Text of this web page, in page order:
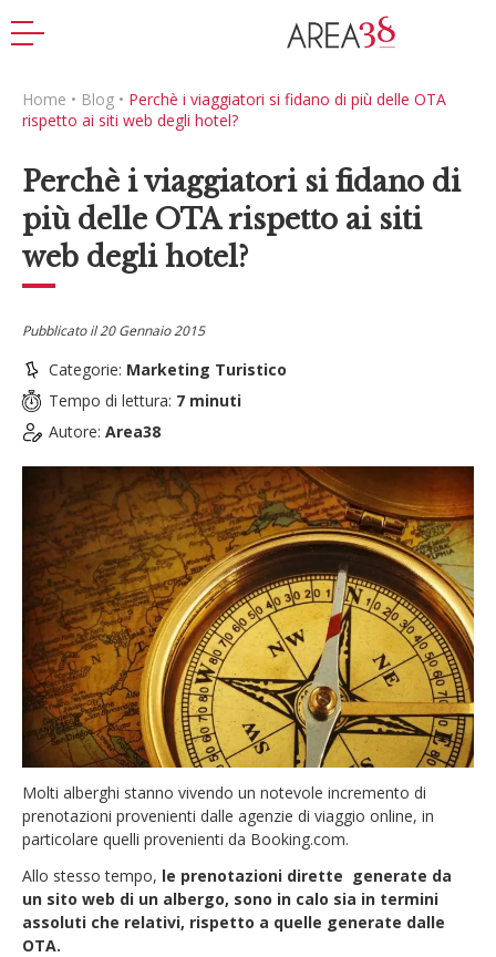
Home • Blog • Perchè i viaggiatori si fidano di più delle OTA
rispetto ai siti web degli hotel?
Perchè i viaggiatori si fidano di
più delle OTA rispetto ai siti
web degli hotel?
Pubblicato il20 Gennaio 2015
Categorie: Marketing Turistico
Tempo di lettura: 7 minuti
Autore: Area38
Molti alberghi stanno vivendo un notevole incremento di
prenotazioni provenienti dalle agenzie di viaggio online, in
particolare quelli provenienti da Booking.com.
Allo stesso tempo, le prenotazioni dirette generate da
un sito web di un albergo, sono in calo sia in termini
assoluti che relativi, rispetto a quelle generate dalle
OTA.